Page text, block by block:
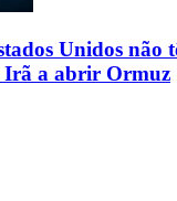
Unidos não
Irã a abrir Ormuz